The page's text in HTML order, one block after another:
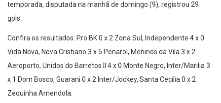
temporada, disputada na manhã de domingo (9), registrou 29
gols.
Confira os resultados: Pro BK 0 x 2 Zona Sul, Independente 4 x 0
Vida Nova, Nova Cristiano 3 x 5 Penarol, Meninos da Vila 3 x 2
Aeroporto, Unidos do Barretos II 4 x 0 Monte Negro, Inter/Marilia 3
x 1 Dom Bosco, Guarani 0 x 2 Inter/Jockey, Santa Cecília 0 x 2
Zequinha Amendola.